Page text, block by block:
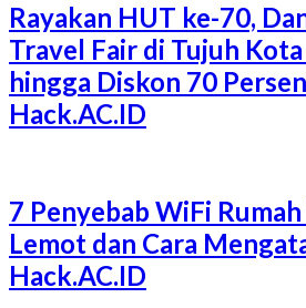
Rayakan HUT ke-70,
Travel Fair di Tujuh
hingga Diskon 70
Hack.AC.ID
7 Penyebab WiFi
Lemot dan Cara
Hack.AC.ID